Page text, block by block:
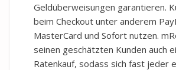
Geldüberweisungen garantieren.
beim Checkout unter anderem
MasterCard und Sofort nutzen.
seinen geschätzten Kunden auch
Ratenkauf, sodass sich fast jeder